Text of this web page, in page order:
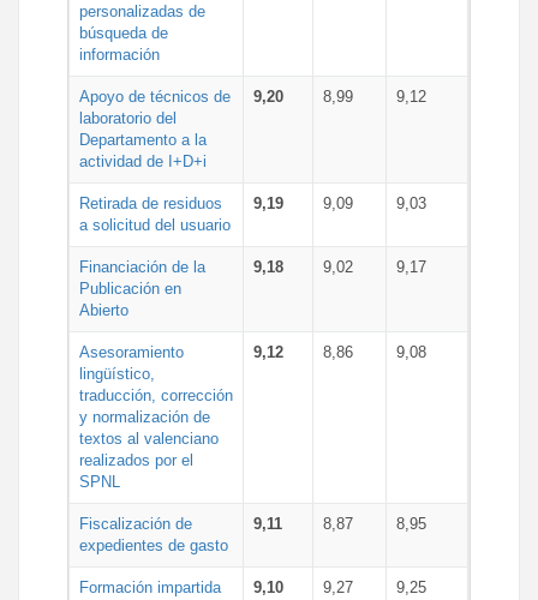
personalizadas de
búsqueda de
información
Apoyo de técnicos de
laboratorio del
Departamento a la
actividad de I+D+i
9,20 8,99 9,12
Retirada de residuos
a solicitud del usuario
9,19 9,09 9,03
Financiación de la
Publicación en
Abierto
9,18 9,02 9,17
Asesoramiento
lingüístico,
traducción, corrección
y normalización de
textos al valenciano
realizados por el
SPNL
9,12 8,86 9,08
Fiscalización de
expedientes de gasto
9,11 8,87 8,95
Formación impartida
9,10 9,27 9,25